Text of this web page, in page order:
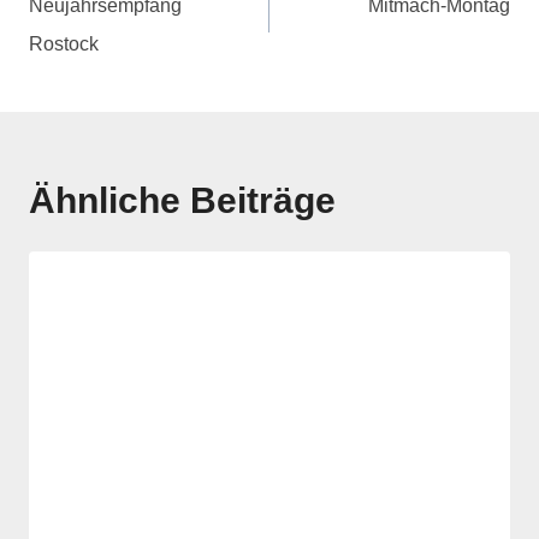
Neujahrsempfang
Rostock
Mitmach-Montag
Ähnliche Beiträge